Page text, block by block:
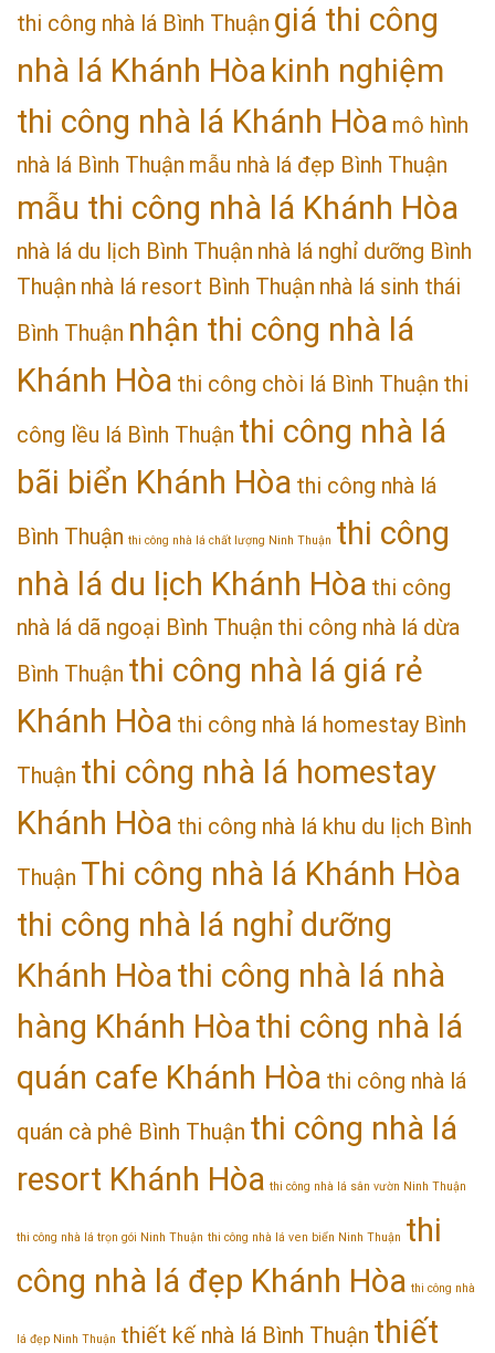
thi công nhà lá Bình Thuận giá thi công
nhà lá Khánh Hòa kinh nghiệm
thi công nhà lá Khánh Hòa mô hình
nhà lá Bình Thuận mẫu nhà lá đẹp Bình Thuận
mẫu thi công nhà lá Khánh Hòa
nhà lá du lịch Bình Thuận nhà lá nghỉ dưỡng Bình
Thuận nhà lá resort Bình Thuận nhà lá sinh thái
Bình Thuận nhận thi công nhà lá
Khánh Hòa thi công chòi lá Bình Thuận thi
công lều lá Bình Thuận thi công nhà lá
bãi biển Khánh Hòa thi công nhà lá
Bình Thuận thi công nhà lá chất lượng Ninh Thuận thi công
nhà lá du lịch Khánh Hòa thi công
nhà lá dã ngoại Bình Thuận thi công nhà lá dừa
Bình Thuận thi công nhà lá giá rẻ
Khánh Hòa thi công nhà lá homestay Bình
Thuận thi công nhà lá homestay
Khánh Hòa thi công nhà lá khu du lịch Bình
Thuận Thi công nhà lá Khánh Hòa
thi công nhà lá nghỉ dưỡng
Khánh Hòathi công nhà lá nhà
hàng Khánh Hòathi công nhà lá
quán cafe Khánh Hòa thi công nhà lá
quán cà phê Bình Thuận thi công nhà lá
resort Khánh Hòa thi công nhà lá sân vườn Ninh Thuận
thi công nhà lá trọn gói Ninh Thuận thi công nhà lá ven biển Ninh Thuận thi
công nhà lá đẹp Khánh Hòa thi công nhà
lá đẹp Ninh Thuận thiết kế nhà lá Bình Thuận thiết